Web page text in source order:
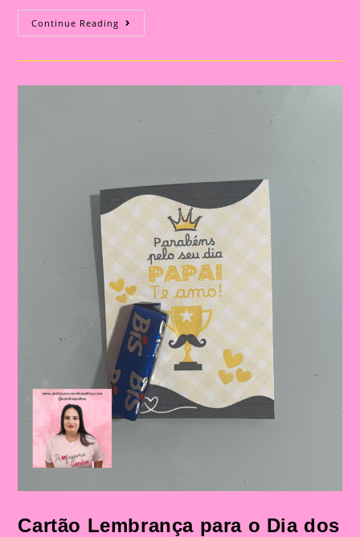
Continue Reading Cartão
Lembrança
O
Pais
Dos
Figura
Paterna
Cartão Lembrança para o Dia dos